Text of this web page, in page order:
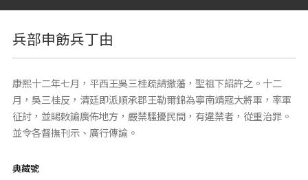
兵部申飭兵丁由
康熙十二年七月，平西王吳三桂疏請撤藩，聖祖下詔許之。十二
月，吳三桂反，清廷即派順承郡王勒爾錦為寧南靖寇大將軍，率軍
征討，並賜敕諭廣佈地方，嚴禁騷擾民間，有違禁者，從重治罪。
並令各督撫刊示、廣行傳諭。
典藏號